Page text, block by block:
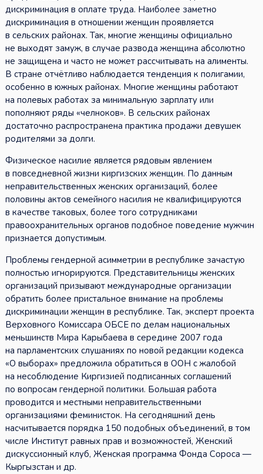
дискриминация в оплате труда. Наиболее заметно
дискриминация в отношении женщин проявляется
в сельских районах. Так, многие женщины официально
не выходят замуж, в случае развода женщина абсолютно
не защищена и часто не может рассчитывать на алименты.
В стране отчётливо наблюдается тенденция к полигамии,
особенно в южных районах. Многие женщины работают
на полевых работах за минимальную зарплату или
пополняют ряды «челноков». В сельских районах
достаточно распространена практика продажи девушек
родителями за долги.
Физическое насилие является рядовым явлением
в повседневной жизни киргизских женщин. По данным
неправительственных женских организаций, более
половины актов семейного насилия не квалифицируются
в качестве таковых, более того сотрудниками
правоохранительных органов подобное поведение мужчин
признается допустимым.
Проблемы гендерной асимметрии в республике зачастую
полностью игнорируются. Представительницы женских
организаций призывают международные организации
обратить более пристальное внимание на проблемы
дискриминации женщин в республике. Так, эксперт проекта
Верховного Комиссара ОБСЕ по делам национальных
меньшинств Мира Карыбаева в середине 2007 года
на парламентских слушаниях по новой редакции кодекса
«О выборах» предложила обратиться в ООН с жалобой
на несоблюдение Киргизией подписанных соглашений
по вопросам гендерной политики. Большая работа
проводится и местными неправительственными
организациями феминисток. На сегодняшний день
насчитывается порядка 150 подобных объединений, в том
числе Институт равных прав и возможностей, Женский
дискуссионный клуб, Женская программа Фонда Сороса —
Кыргызстан и др.